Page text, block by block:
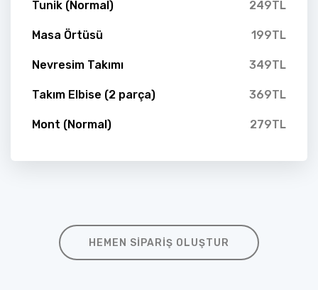
Tunik (Normal) 249TL
Masa Örtüsü 199TL
Nevresim Takımı 349TL
Takım Elbise (2 parça) 369TL
Mont (Normal) 279TL
HEMEN SIPARIŞ OLUŞTUR